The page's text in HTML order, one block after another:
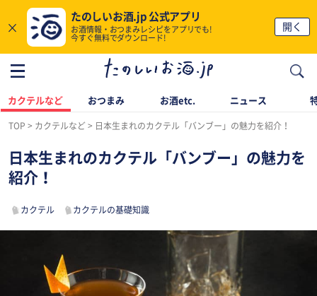
×
たのしいお酒.jp 公式アプリ
お酒情報・おつまみレシピをアプリでも!
今すぐ無料でダウンロード!
開く
カクテルなど おつまみ お酒etc. ニュース
TOP カクテルなど 日本生まれのカクテル「バンブー」の魅力を紹介！
日本生まれのカクテル「バンブー」の魅力を
紹介！
カクテル カクテルの基礎知識